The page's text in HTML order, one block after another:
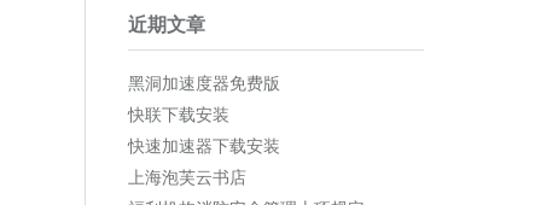
近期文章
黑洞加速度器免费版
快联下载安装
快速加速器下载安装
上海泡芙云书店